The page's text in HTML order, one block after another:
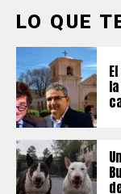
LO QUE